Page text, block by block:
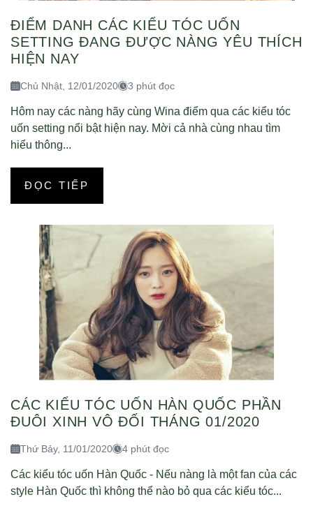
ĐIỂM DANH CÁC KIỂU TÓC UỐN
SETTING ĐANG ĐƯỢC NÀNG YÊU THÍCH
HIỆN NAY
Chủ Nhật, 12/01/2020 3 phút đọc
Hôm nay các nàng hãy cùng Wina điểm qua các kiểu tóc
uốn setting nổi bật hiện nay. Mời cả nhà cùng nhau tìm
hiểu thông...
ĐỌC TIẾP
CÁC KIỂU TÓC UỐN HÀN QUỐC PHẦN
ĐUÔI XINH VÔ ĐỐI THÁNG 01/2020
Thứ Bảy, 11/01/2020 4 phút đọc
Các kiểu tóc uốn Hàn Quốc - Nếu nàng là một fan của các
style Hàn Quốc thì không thể nào bỏ qua các kiểu tóc...